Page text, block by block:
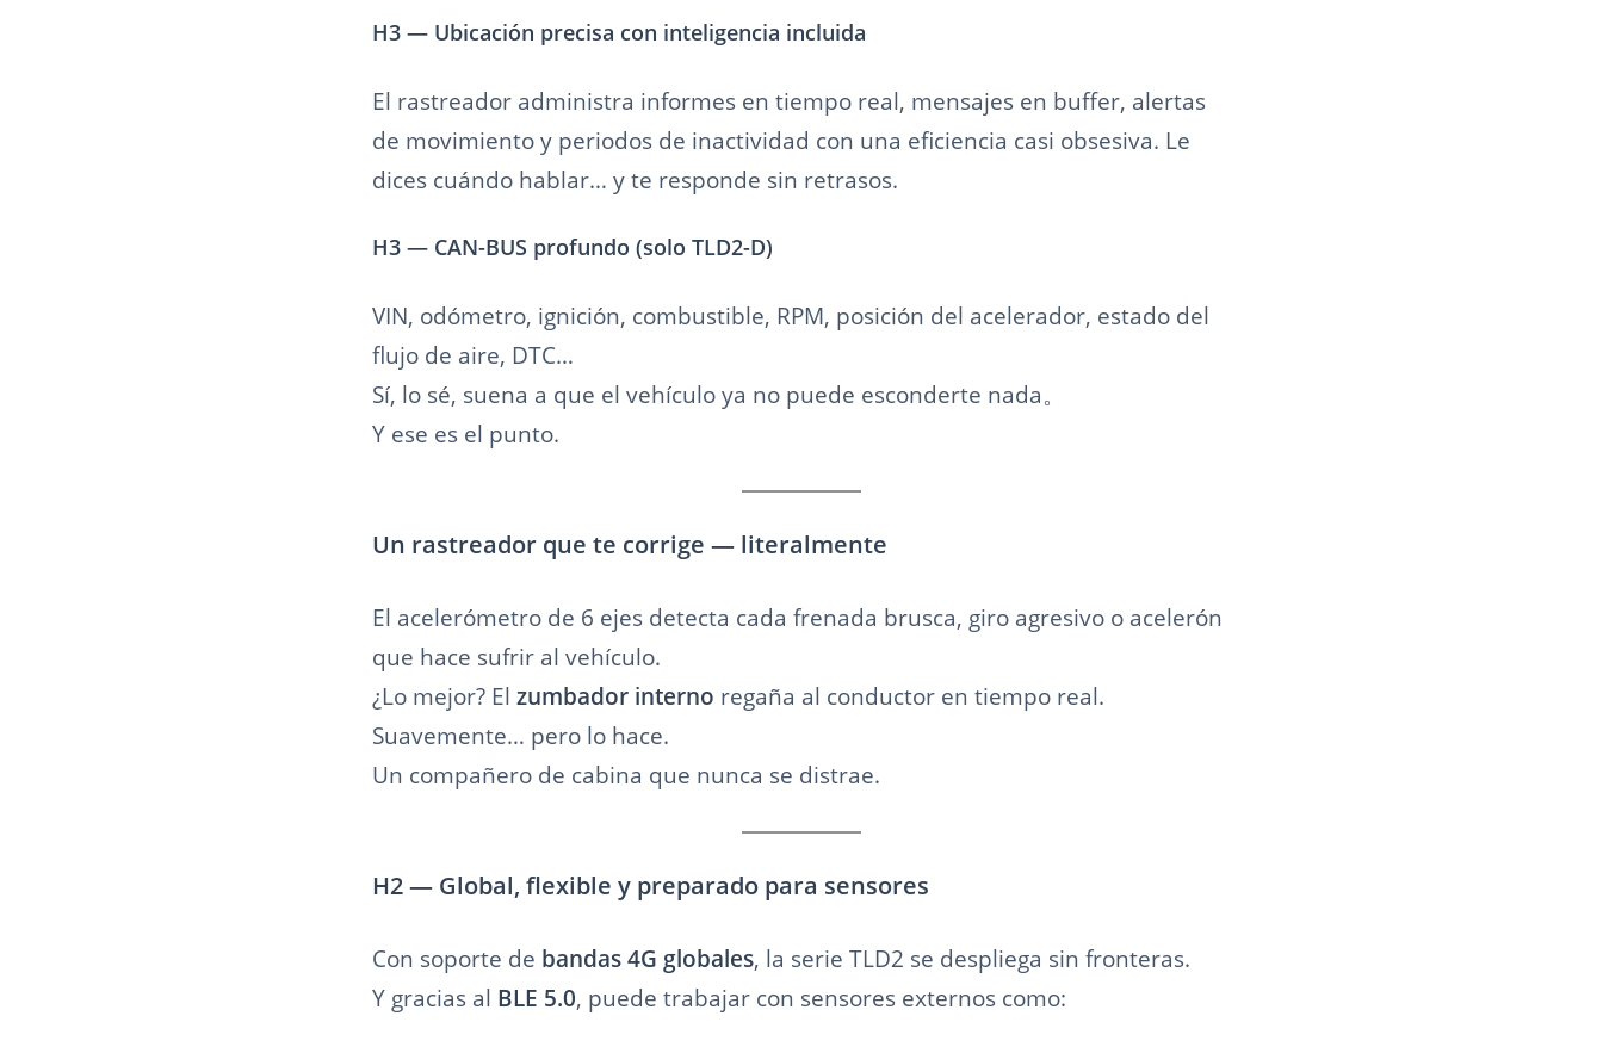
H3 — Ubicación precisa con inteligencia incluida
El rastreador administra informes en tiempo real, mensajes en buffer, alertas
de movimiento y periodos de inactividad con una eficiencia casi obsesiva. Le
dices cuándo hablar… y te responde sin retrasos.
H3 — CAN-BUS profundo (solo TLD2-D)
VIN, odómetro, ignición, combustible, RPM, posición del acelerador, estado del
flujo de aire, DTC…
Sí, lo sé, suena a que el vehículo ya no puede esconderte nada。
Y ese es el punto.
Un rastreador que te corrige — literalmente
El acelerómetro de 6 ejes detecta cada frenada brusca, giro agresivo o acelerón
que hace sufrir al vehículo.
¿Lo mejor? El zumbador interno regaña al conductor en tiempo real.
Suavemente… pero lo hace.
Un compañero de cabina que nunca se distrae.
H2 — Global, flexible y preparado para sensores
Con soporte de bandas 4G globales, la serie TLD2 se despliega sin fronteras.
Y gracias al BLE 5.0, puede trabajar con sensores externos como: